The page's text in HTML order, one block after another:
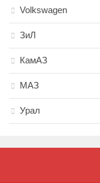
Volkswagen
ЗиЛ
КамАЗ
МАЗ
Урал